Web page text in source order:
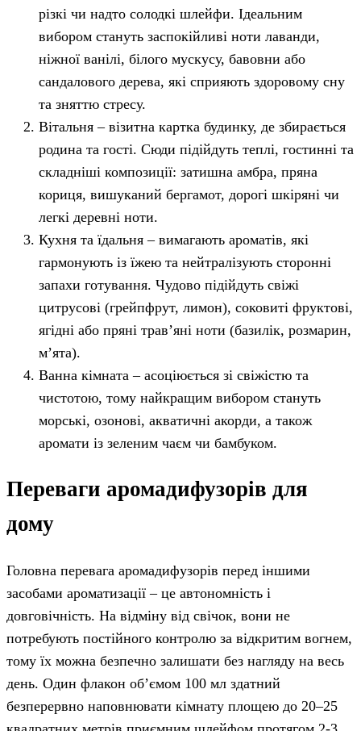
різкі чи надто солодкі шлейфи. Ідеальним
вибором стануть заспокійливі ноти лаванди,
ніжної ванілі, білого мускусу, бавовни або
сандалового дерева, які сприяють здоровому сну
та зняттю стресу.
Вітальня – візитна картка будинку, де збирається
родина та гості. Сюди підійдуть теплі, гостинні та
складніші композиції: затишна амбра, пряна
кориця, вишуканий бергамот, дорогі шкіряні чи
легкі деревні ноти.
Кухня та їдальня – вимагають ароматів, які
гармонують із їжею та нейтралізують сторонні
запахи готування. Чудово підійдуть свіжі
цитрусові (грейпфрут, лимон), соковиті фруктові,
ягідні або пряні трав’яні ноти (базилік, розмарин,
м’ята).
Ванна кімната – асоціюється зі свіжістю та
чистотою, тому найкращим вибором стануть
морські, озонові, акватичні акорди, а також
аромати із зеленим чаєм чи бамбуком.
Переваги аромадифузорів для
дому
Головна перевага аромадифузорів перед іншими
засобами ароматизації – це автономність і
довговічність. На відміну від свічок, вони не
потребують постійного контролю за відкритим вогнем,
тому їх можна безпечно залишати без нагляду на весь
день. Один флакон об’ємом 100 мл здатний
безперервно наповнювати кімнату площею до 20–25